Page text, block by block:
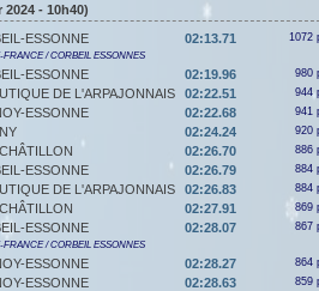
- 10h40)
ESSONNE 02:13.71 1072
FRANCE / CORBEIL ESSONNES
ESSONNE 02:19.96 980
DE L'ARPAJONNAIS 02:22.51 944
ESSONNE 02:22.68 941
02:24.24 920
02:26.70 886
ESSONNE 02:26.79 884
DE L'ARPAJONNAIS 02:26.83 884
02:27.91 869
ESSONNE 02:28.07 867
FRANCE / CORBEIL ESSONNES
ESSONNE 02:28.27 864
ESSONNE 02:28.63 859